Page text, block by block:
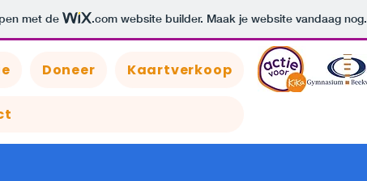
met de .com website builder. Maak je website vandaag nog.
Doneer Kaartverkoop